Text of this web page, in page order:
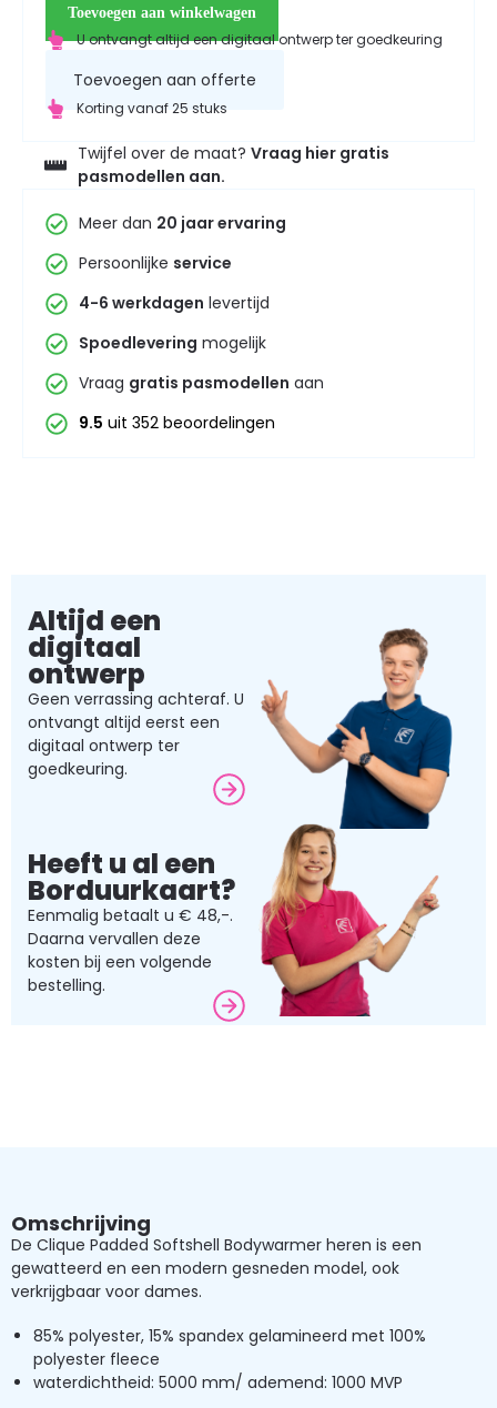
Toevoegen aan winkelwagen
U ontvangt altijd een digitaal ontwerp ter goedkeuring
Toevoegen aan offerte
Korting vanaf 25 stuks
Twijfel over de maat? Vraag hier gratis
pasmodellen aan.
Meer dan 20 jaar ervaring
Persoonlijke service
4-6 werkdagen levertijd
Spoedlevering mogelijk
Vraag gratis pasmodellen aan
9.5 uit 352 beoordelingen
Altijd een
digitaal
ontwerp
Geen verrassing achteraf. U
ontvangt altijd eerst een
digitaal ontwerp ter
goedkeuring.
Heeft u al een
Borduurkaart?
Eenmalig betaalt u € 48,-.
Daarna vervallen deze
kosten bij een volgende
bestelling.
Omschrijving
De Clique Padded Softshell Bodywarmer heren is een
gewatteerd en een modern gesneden model, ook
verkrijgbaar voor dames.
85% polyester, 15% spandex gelamineerd met 100%
polyester fleece
waterdichtheid: 5000 mm/ ademend: 1000 MVP